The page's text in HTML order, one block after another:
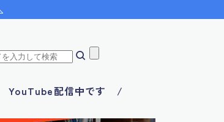
配信中です /